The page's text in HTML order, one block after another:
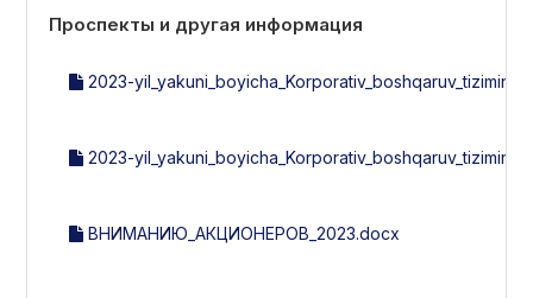
Проспекты и другая информация
2023-
2023-
ВНИМАНИЮ_АКЦИОНЕРОВ_2023.docx